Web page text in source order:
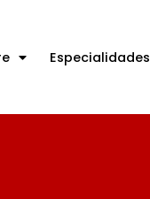
Especialidades